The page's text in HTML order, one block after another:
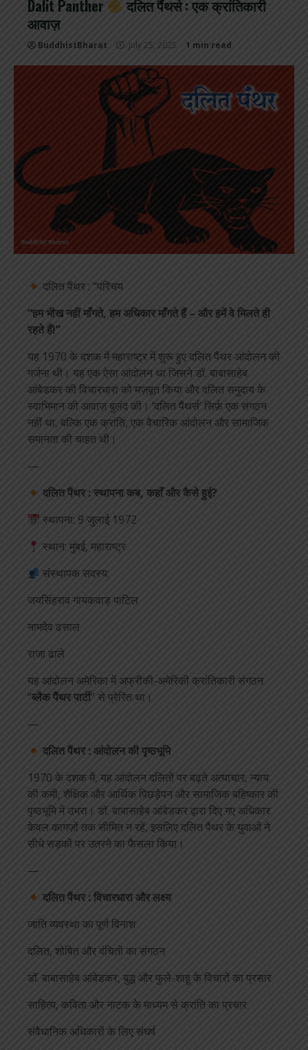
Dalit Panther
दलित पैंथर्स : एक क्रांतिकारी
आवाज़
BuddhistBharat July 25, 2025 1 min read
दलित पैंथर : “परिचय
“हम भीख नहीं माँगते, हम अधिकार माँगते हैं – और हमें वे मिलते ही
रहते हैं!”
यह 1970 के दशक में महाराष्ट्र में शुरू हुए दलित पैंथर आंदोलन की
गर्जना थी। यह एक ऐसा आंदोलन था जिसने डॉ. बाबासाहेब
आंबेडकर की विचारधारा को मज़बूत किया और दलित समुदाय के
स्वाभिमान की आवाज़ बुलंद की। ‘दलित पैंथर्स’ सिर्फ़ एक संगठन
नहीं था, बल्कि एक क्रांति, एक वैचारिक आंदोलन और सामाजिक
समानता की चाहत थी।
—
दलित पैंथर : स्थापना कब, कहाँ और कैसे हुई?
स्थापना: 9 जुलाई 1972
स्थान: मुंबई, महाराष्ट्र
संस्थापक सदस्य:
जयसिंहराव गायकवाड़ पाटिल
नामदेव ढसाल
राजा ढाले
यह आंदोलन अमेरिका में अफ्रीकी-अमेरिकी क्रांतिकारी संगठन
“ब्लैक पैंथर पार्टी” से प्रेरित था।
—
दलित पैंथर : आंदोलन की पृष्ठभूमि
1970 के दशक में, यह आंदोलन दलितों पर बढ़ते अत्याचार, न्याय
की कमी, शैक्षिक और आर्थिक पिछड़ेपन और सामाजिक बहिष्कार की
पृष्ठभूमि में उभरा। डॉ. बाबासाहेब आंबेडकर द्वारा दिए गए अधिकार
केवल कागज़ों तक सीमित न रहें, इसलिए दलित पैंथर के युवाओं ने
सीधे सड़कों पर उतरने का फैसला किया।
—
दलित पैंथर : विचारधारा और लक्ष्य
जाति व्यवस्था का पूर्ण विनाश
दलित, शोषित और वंचितों का संगठन
डॉ. बाबासाहेब आंबेडकर, बुद्ध और फुले-शाहू के विचारों का प्रसार
साहित्य, कविता और नाटक के माध्यम से क्रांति का प्रचार
संवैधानिक अधिकारों के लिए संघर्ष